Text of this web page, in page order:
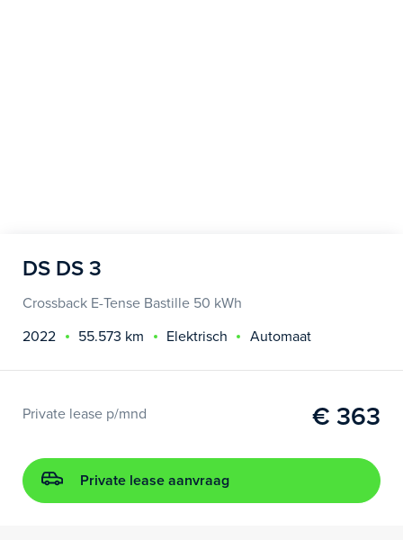
DS DS 3
Crossback E-Tense Bastille 50 kWh
2022
55.573 km Elektrisch Automaat
Private lease p/mnd € 363
Private lease aanvraag